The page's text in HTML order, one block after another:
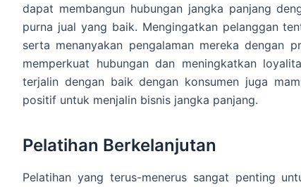
dapat membangun hubungan jangka panjang
purna jual yang baik. Mengingatkan pelanggan
serta menanyakan pengalaman mereka dengan
memperkuat hubungan dan meningkatkan
terjalin dengan baik dengan konsumen juga
positif untuk menjalin bisnis jangka panjang.
Pelatihan Berkelanjutan
Pelatihan yang terus-menerus sangat penting